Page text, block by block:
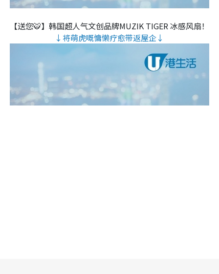
【送您🐯】韩国超人气文创品牌MUZIK TIGER 冰感风扇！
↓将萌虎嘅慵懒疗愈带返屋企↓